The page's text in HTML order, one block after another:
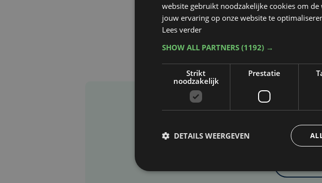
Heb je een taal- of
website gebruikt noodzakelijke cookies om
jouw ervaring op onze website te
Lees verder
SHOW ALL PARTNERS (1192) →
Strikt
noodzakelijk
Prestatie
DETAILS WEERGEVEN